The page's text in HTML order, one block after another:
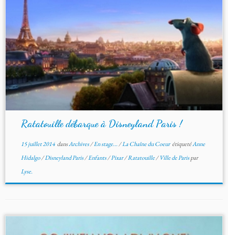
Ratatouille débarque à Disneyland Paris !
15 juillet 2014dansArchives/En stage.../La Chaîne du Coeur étiquetéAnne
Hidalgo/Disneyland Paris/Enfants/Pixar/Ratatouille/Ville de Parispar
Lyse.